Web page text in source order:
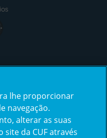
lhe proporcionar
navegação.
alterar as suas
site da CUF através